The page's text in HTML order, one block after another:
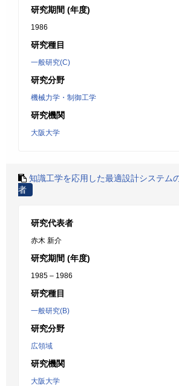
研究期間 (年度)
1986
研究種目
一般研究(C)
研究分野
機械力学・制御工学
研究機関
大阪大学
知識工学を応用した最適設計システム
者
研究代表者
赤木 新介
研究期間 (年度)
1985 – 1986
研究種目
一般研究(B)
研究分野
広領域
研究機関
大阪大学